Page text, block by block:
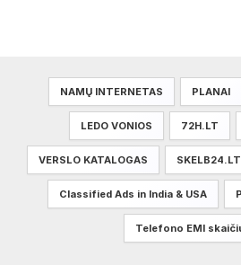
NAMŲ INTERNETAS PLANAI
LEDO VONIOS 72H.LT
VERSLO KATALOGAS
Classified Ads in India & USA
Telefono EMI